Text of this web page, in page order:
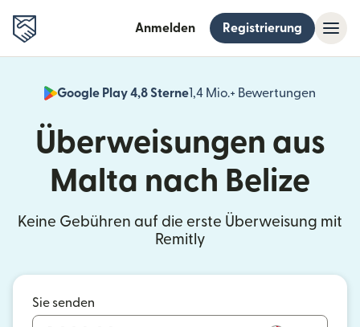
Anmelden Registrierung
Google Play 4,8 Sterne1,4 Mio.+ Bewertungen
Überweisungen aus
Malta nach Belize
Keine Gebühren auf die erste Überweisung mit
Remitly
Sie senden